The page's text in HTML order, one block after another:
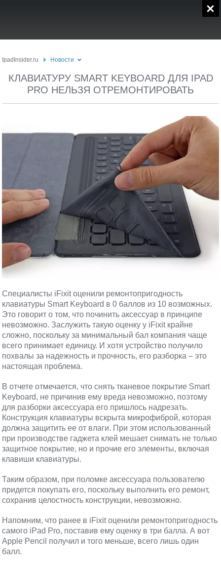
IpadInsider.ru Новости
КЛАВИАТУРУ SMART KEYBOARD ДЛЯ IPAD
PRO НЕЛЬЗЯ ОТРЕМОНТИРОВАТЬ
Специалисты iFixit оценили ремонтопригодность
клавиатуры Smart Keyboard в 0 баллов из 10 возможных.
Это говорит о том, что починить аксессуар в принципе
невозможно. Заслужить такую оценку у iFixit крайне
сложно, поскольку за минимальный бал компания чаще
всего принимает единицу. И хотя устройство получило
похвалы за надежность и прочность, его разборка – это
настоящая проблема.
В отчете отмечается, что снять тканевое покрытие Smart
Keyboard, не причинив ему вреда невозможно, поэтому
для разборки аксессуара его пришлось надрезать.
Конструкция клавиатуры вскрыта микрофиброй, которая
должна защитить ее от влаги. При этом использованный
при производстве гаджета клей мешает снимать не только
защитное покрытие, но и прочие его элементы, включая
клавиши клавиатуры.
Таким образом, при поломке аксессуара пользователю
придется покупать его, поскольку выполнить его ремонт,
сохранив целостность конструкции, невозможно.
Напомним, что ранее в iFixit оценили ремонтопригодность
самого iPad Pro, поставив ему оценку в три балла. А вот
Apple Pencil получил и того меньше, всего лишь один
балл.